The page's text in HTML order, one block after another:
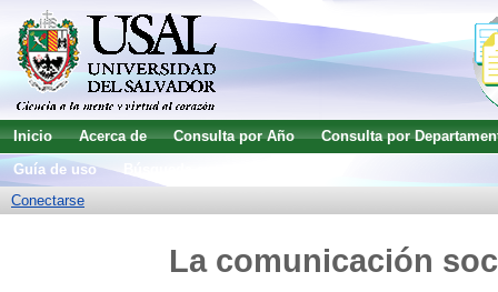
Inicio Acerca de Consulta por Año
Consulta por
Guía de uso
Conectarse
La comunicación